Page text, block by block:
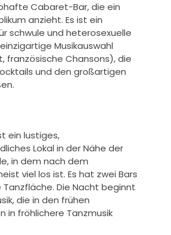
Cabaret-Bar, die ein
anzieht. Es ist ein
schwule und heterosexuelle
Musikauswahl
französische Chansons), die
und den großartigen
ein lustiges,
Lokal in der Nähe der
in dem nach dem
viel los ist. Es hat zwei Bars
Tanzfläche. Die Nacht beginnt
die in den frühen
in fröhlichere Tanzmusik